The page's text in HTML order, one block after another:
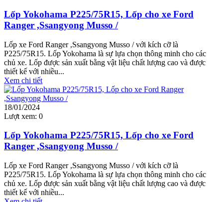
Lốp Yokohama P225/75R15, Lốp cho xe Ford
Ranger ,Ssangyong Musso /
Lốp xe Ford Ranger ,Ssangyong Musso / với kích cỡ là
P225/75R15. Lốp Yokohama là sự lựa chọn thông minh cho các
chủ xe. Lốp được sản xuất bằng vật liệu chất lượng cao và được
thiết kế với nhiều...
Xem chi tiết
18/01/2024
Lượt xem: 0
Lốp Yokohama P225/75R15, Lốp cho xe Ford
Ranger ,Ssangyong Musso /
Lốp xe Ford Ranger ,Ssangyong Musso / với kích cỡ là
P225/75R15. Lốp Yokohama là sự lựa chọn thông minh cho các
chủ xe. Lốp được sản xuất bằng vật liệu chất lượng cao và được
thiết kế với nhiều...